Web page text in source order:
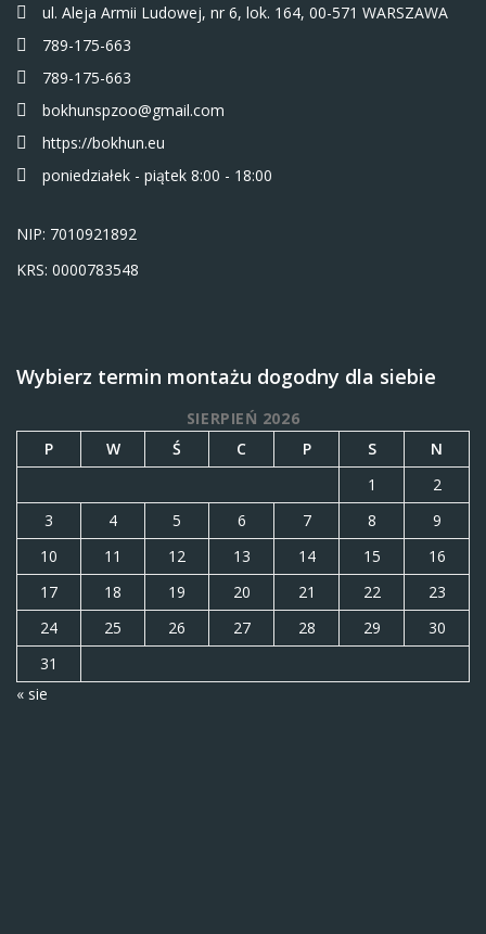
ul. Aleja Armii Ludowej, nr 6, lok. 164, 00-571 WARSZAWA
789-175-663
789-175-663
bokhunspzoo@gmail.com
https://bokhun.eu
poniedziałek - piątek 8:00 - 18:00
NIP: 7010921892
KRS: 0000783548
Wybierz termin montażu dogodny dla siebie
SIERPIEŃ 2026
P
W Ś C P S
N
1
2
3
4 5 6 7 8
9
10
11 12 13 14 15
16
17
18 19 20 21 22
23
24
25 26 27 28 29
30
31
« sie